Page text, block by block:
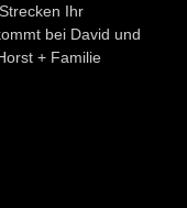
Ihr
bei David und
+ Familie